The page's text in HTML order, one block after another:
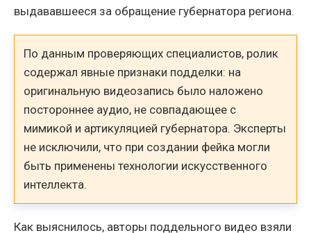
выдававшееся за обращение губернатора региона.
По данным проверяющих специалистов, ролик
содержал явные признаки подделки: на
оригинальную видеозапись было наложено
постороннее аудио, не совпадающее с
мимикой и артикуляцией губернатора. Эксперты
не исключили, что при создании фейка могли
быть применены технологии искусственного
интеллекта.
Как выяснилось, авторы поддельного видео взяли